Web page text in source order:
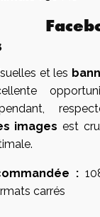
et les
images est
:
carrés